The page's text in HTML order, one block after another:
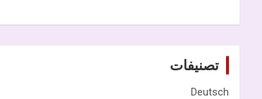
تصنيفات
Deutsch